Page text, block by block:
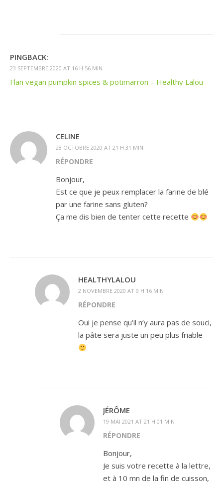
PINGBACK:
23 SEPTEMBRE 2020 AT 16 H 56 MIN
Flan vegan pumpkin spices & potimarron – Healthy Lalou
CELINE
28 OCTOBRE 2020 AT 21 H 31 MIN
RÉPONDRE
Bonjour,
Est ce que je peux remplacer la farine de blé
par une farine sans gluten?
Ça me dis bien de tenter cette recette
HEALTHYLALOU
2 NOVEMBRE 2020 AT 9 H 16 MIN
RÉPONDRE
Oui je pense qu’il n’y aura pas de souci,
la pâte sera juste un peu plus friable
JÉRÔME
19 MAI 2021 AT 21 H 01 MIN
RÉPONDRE
Bonjour,
Je suis votre recette à la lettre,
et à 10 mn de la fin de cuisson,